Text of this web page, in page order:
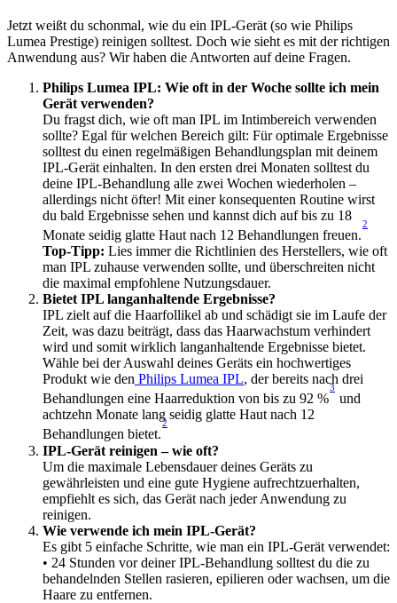
Jetzt weißt du schonmal, wie du ein IPL-Gerät (so wie Philips
Lumea Prestige) reinigen solltest. Doch wie sieht es mit der richtigen
Anwendung aus? Wir haben die Antworten auf deine Fragen.
Philips Lumea IPL: Wie oft in der Woche sollte ich mein
Gerät verwenden?
Du fragst dich, wie oft man IPL im Intimbereich verwenden
sollte? Egal für welchen Bereich gilt: Für optimale Ergebnisse
solltest du einen regelmäßigen Behandlungsplan mit deinem
IPL-Gerät einhalten. In den ersten drei Monaten solltest du
deine IPL-Behandlung alle zwei Wochen wiederholen –
allerdings nicht öfter! Mit einer konsequenten Routine wirst
du bald Ergebnisse sehen und kannst dich auf bis zu 18
Monate seidig glatte Haut nach 12 Behandlungen freuen.
2
Top-Tipp: Lies immer die Richtlinien des Herstellers, wie oft
man IPL zuhause verwenden sollte, und überschreiten nicht
die maximal empfohlene Nutzungsdauer.
Bietet IPL langanhaltende Ergebnisse?
IPL zielt auf die Haarfollikel ab und schädigt sie im Laufe der
Zeit, was dazu beiträgt, dass das Haarwachstum verhindert
wird und somit wirklich langanhaltende Ergebnisse bietet.
Wähle bei der Auswahl deines Geräts ein hochwertiges
Produkt wie den Philips Lumea IPL, der bereits nach drei
Behandlungen eine Haarreduktion von bis zu 92 %
3
und
achtzehn Monate lang seidig glatte Haut nach 12
Behandlungen bietet.
2
IPL-Gerät reinigen – wie oft?
Um die maximale Lebensdauer deines Geräts zu
gewährleisten und eine gute Hygiene aufrechtzuerhalten,
empfiehlt es sich, das Gerät nach jeder Anwendung zu
reinigen.
Wie verwende ich mein IPL-Gerät?
Es gibt 5 einfache Schritte, wie man ein IPL-Gerät verwendet:
• 24 Stunden vor deiner IPL-Behandlung solltest du die zu
behandelnden Stellen rasieren, epilieren oder wachsen, um die
Haare zu entfernen.